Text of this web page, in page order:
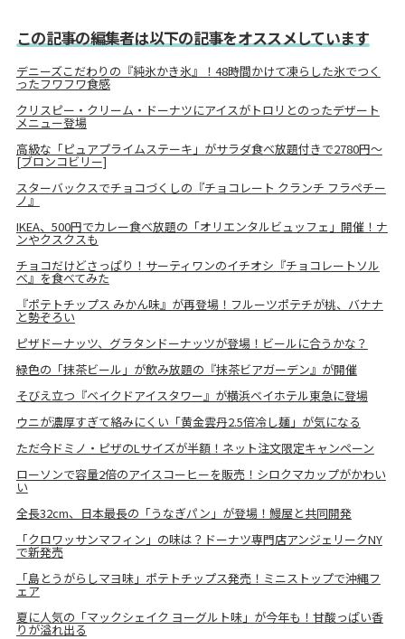
この記事の編集者は以下の記事をオススメしています
デニーズこだわりの『純氷かき氷』！48時間かけて凍らした氷でつく
ったフワフワ食感
クリスピー・クリーム・ドーナツにアイスがトロリとのったデザート
メニュー登場
高級な「ピュアプライムステーキ」がサラダ食べ放題付きで2780円～
[ブロンコビリー]
スターバックスでチョコづくしの『チョコレート クランチ フラペチー
ノ』
IKEA、500円でカレー食べ放題の「オリエンタルビュッフェ」開催！ナ
ンやクスクスも
チョコだけどさっぱり！サーティワンのイチオシ『チョコレートソル
ベ』を食べてみた
『ポテトチップス みかん味』が再登場！フルーツポテチが桃、バナナ
と勢ぞろい
ピザドーナッツ、グラタンドーナッツが登場！ビールに合うかな？
緑色の「抹茶ビール」が飲み放題の『抹茶ビアガーデン』が開催
そびえ立つ『ベイクドアイスタワー』が横浜ベイホテル東急に登場
ウニが濃厚すぎて絡みにくい「黄金雲丹2.5倍冷し麺」が気になる
ただ今ドミノ・ピザのLサイズが半額！ネット注文限定キャンペーン
ローソンで容量2倍のアイスコーヒーを販売！シロクマカップがかわい
い
全長32cm、日本最長の「うなぎパン」が登場！鰻屋と共同開発
「クロワッサンマフィン」の味は？ドーナツ専門店アンジェリークNY
で新発売
「島とうがらしマヨ味」ポテトチップス発売！ミニストップで沖縄フ
ェア
夏に人気の「マックシェイク ヨーグルト味」が今年も！甘酸っぱい香
りが溢れ出る